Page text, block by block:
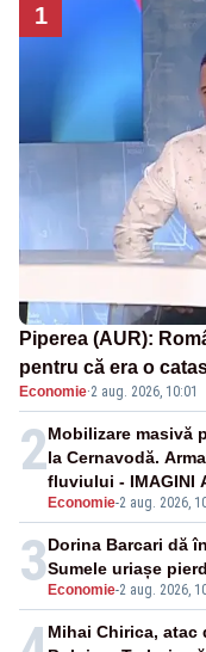
1
Piperea (AUR):
pentru că era o
pensii
Economie·2 aug. 2026, 10:01
2
Economie-2 aug. 2026,
Mobilizare masivă
la Cernavodă.
fluviului - IMAGINI
3 Economie-2 aug. 2026,
Dorina Barcari dă
Sumele uriașe
Mihai Chirica,